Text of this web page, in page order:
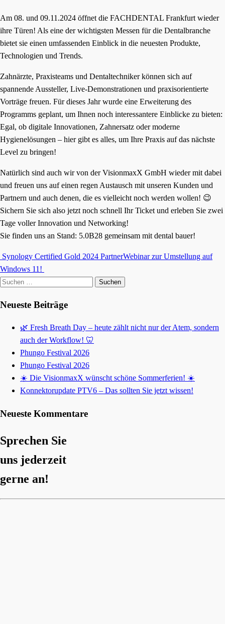
Am 08. und 09.11.2024 öffnet die FACHDENTAL Frankfurt wieder
ihre Türen! Als eine der wichtigsten Messen für die Dentalbranche
bietet sie einen umfassenden Einblick in die neuesten Produkte,
Technologien und Trends.
Zahnärzte, Praxisteams und Dentaltechniker können sich auf
spannende Aussteller, Live-Demonstrationen und praxisorientierte
Vorträge freuen. Für dieses Jahr wurde eine Erweiterung des
Programms geplant, um Ihnen noch interessantere Einblicke zu bieten:
Egal, ob digitale Innovationen, Zahnersatz oder moderne
Hygienelösungen – hier gibt es alles, um Ihre Praxis auf das nächste
Level zu bringen!
Natürlich sind auch wir von der VisionmaxX GmbH wieder mit dabei
und freuen uns auf einen regen Austausch mit unseren Kunden und
Partnern und auch denen, die es vielleicht noch werden wollen! 😉
Sichern Sie sich also jetzt noch schnell Ihr Ticket und erleben Sie zwei
Tage voller Innovation und Networking!
Sie finden uns an Stand: 5.0B28 gemeinsam mit dental bauer!
Beitragsnavigation
Synology Certified Gold 2024 PartnerWebinar zur Umstellung auf
Windows 11!
Suche
Neueste Beiträge
🌿 Fresh Breath Day – heute zählt nicht nur der Atem, sondern
auch der Workflow! 🦷
Phungo Festival 2026
Phungo Festival 2026
☀️ Die VisionmaxX wünscht schöne Sommerferien! ☀️
Konnektorupdate PTV6 – Das sollten Sie jetzt wissen!
Neueste Kommentare
Sprechen Sie
uns jederzeit
gerne an!